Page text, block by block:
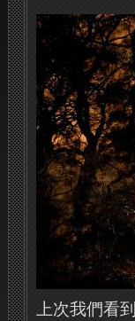
上次我們看